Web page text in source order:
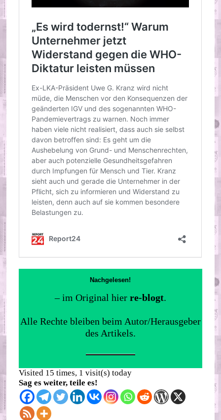
Nachgelesen!
– im Original hier re-blogt.
Alle Rechte bleiben beim Autor/Herausgeber
des Artikels.
Visited 15 times, 1 visit(s) today
Sag es weiter, teile es!